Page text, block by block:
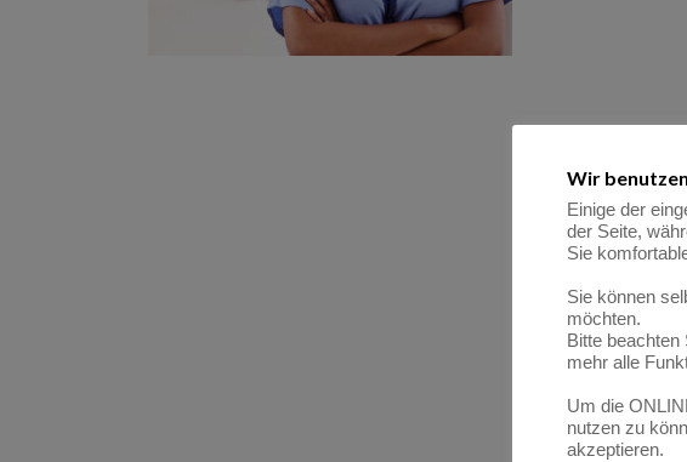
Wir
Einige der
der Seite,
Sie
Sie können
möchten.
Bitte
mehr alle
Um die
nutzen zu
akzeptieren.